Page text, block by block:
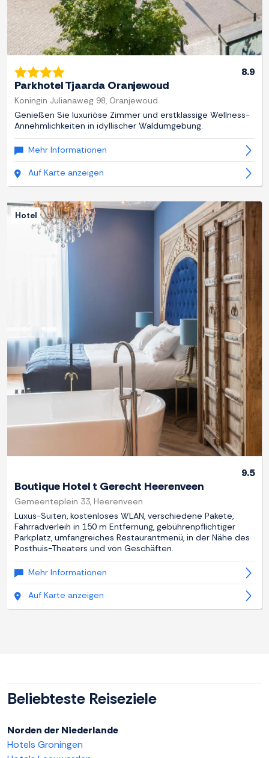
8.9
Parkhotel Tjaarda Oranjewoud
Koningin Julianaweg 98, Oranjewoud
Genießen Sie luxuriöse Zimmer und erstklassige Wellness-
Annehmlichkeiten in idyllischer Waldumgebung.
Mehr Informationen
Auf Karte anzeigen
Zurück
Hotel
9.5
Boutique Hotel t Gerecht Heerenveen
Gemeenteplein 33, Heerenveen
Luxus-Suiten, kostenloses WLAN, verschiedene Pakete,
Fahrradverleih in 150 m Entfernung, gebührenpflichtiger
Parkplatz, umfangreiches Restaurantmenü, in der Nähe des
Posthuis-Theaters und von Geschäften.
Mehr Informationen
Auf Karte anzeigen
Beliebteste Reiseziele
Norden der Niederlande
Hotels Groningen